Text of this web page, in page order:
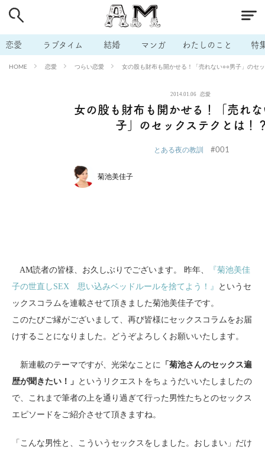
恋愛 ラブタイム 結婚 マンガ わたしのこと 特
HOME 恋愛 つらい恋愛 女の股も財布も開かせる！「売れない○○男子」のセ
2014.01.06 恋愛
女の股も財布も開かせる！「売れ
子」のセックステクとは！
とある夜の教訓 #001
菊池美佳子
AM読者の皆様、お久しぶりでございます。 昨年、
『菊池美佳
子の世直しSEX 思い込みベッドルールを捨てよう！』
というセ
ックスコラムを連載させて頂きました菊池美佳子です。
このたびご縁がございまして、再び皆様にセックスコラムをお届
けすることになりました。どうぞよろしくお願いいたします。
新連載のテーマですが、光栄なことに
「菊池さんのセックス遍
歴が聞きたい！」 というリクエストをちょうだいいたしましたの
で、これまで筆者の上を通り過ぎて行った男性たちとのセックス
エピソードをご紹介させて頂きますね。
「こんな男性と、こういうセックスをしました。おしまい」だけ
# 男の本音 # セフレ # 不倫
# 出会う方法 # マッチングアプリ # ラブグッズ # 体の相